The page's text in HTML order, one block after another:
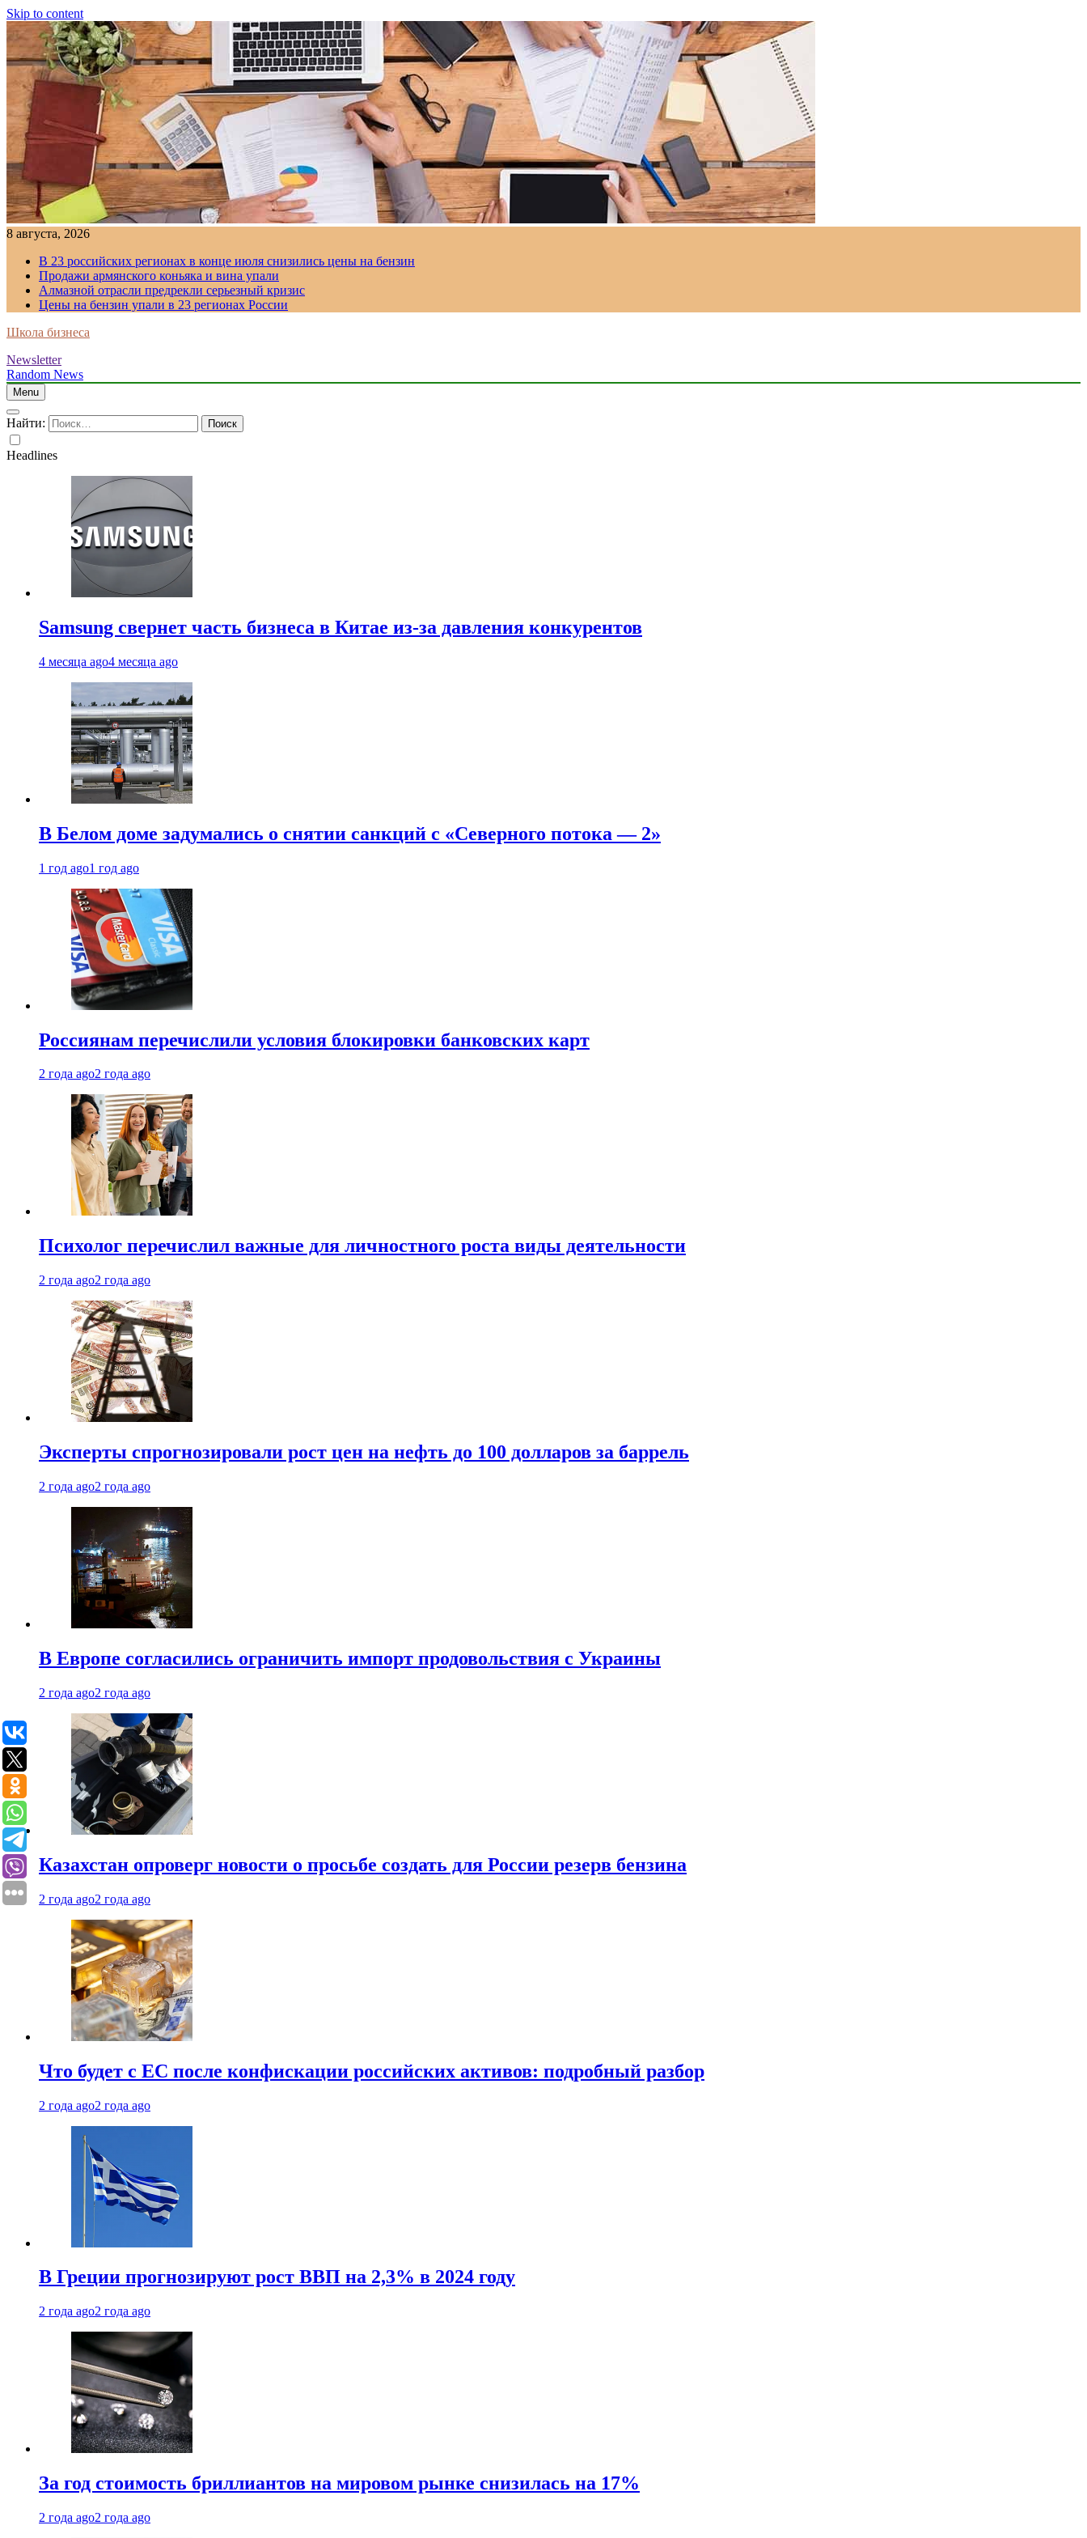
Skip to content
8 августа, 2026
В 23 российских регионах в конце июля снизились цены на бензин
Продажи армянского коньяка и вина упали
Алмазной отрасли предрекли серьезный кризис
Цены на бензин упали в 23 регионах России
Школа бизнеса
Newsletter
Random News
Menu
Найти:
Headlines
Samsung свернет часть бизнеса в Китае из-за давления конкурентов
4 месяца ago4 месяца ago
В Белом доме задумались о снятии санкций с «Северного потока — 2»
1 год ago1 год ago
Россиянам перечислили условия блокировки банковских карт
2 года ago2 года ago
Психолог перечислил важные для личностного роста виды деятельности
2 года ago2 года ago
Эксперты спрогнозировали рост цен на нефть до 100 долларов за баррель
2 года ago2 года ago
В Европе согласились ограничить импорт продовольствия с Украины
2 года ago2 года ago
Казахстан опроверг новости о просьбе создать для России резерв бензина
2 года ago2 года ago
Что будет с ЕС после конфискации российских активов: подробный разбор
2 года ago2 года ago
В Греции прогнозируют рост ВВП на 2,3% в 2024 году
2 года ago2 года ago
За год стоимость бриллиантов на мировом рынке снизилась на 17%
2 года ago2 года ago